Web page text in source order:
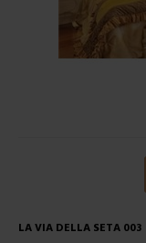
LA VIA DELLA SETA 003